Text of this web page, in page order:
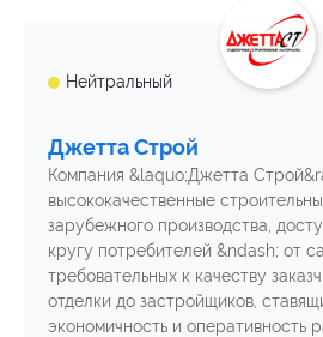
Нейтральный
Джетта Строй
Компания &laquo;Джетта
высококачественные
зарубежного производства,
кругу потребителей &ndash; от
требовательных к качеству
отделки до застройщиков,
экономичность и оперативность